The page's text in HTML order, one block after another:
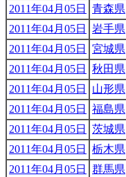
2011年04月05日
青森県
2011年04月05日
岩手県
2011年04月05日
宮城県
2011年04月05日
秋田県
2011年04月05日
山形県
2011年04月05日
福島県
2011年04月05日
茨城県
2011年04月05日
栃木県
2011年04月05日
群馬県